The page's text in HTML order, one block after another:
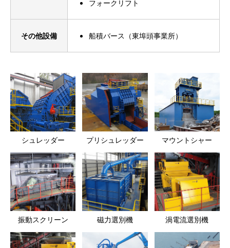
フォークリフト
その他設備 船積バース（東埠頭事業所）
シュレッダー プリシュレッダー マウントシャー
振動スクリーン 磁力選別機 渦電流選別機